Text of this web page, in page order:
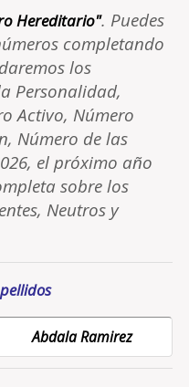
Hereditario". Puedes
completando
los
Personalidad,
Activo, Número
Número de las
el próximo año
sobre los
Neutros y